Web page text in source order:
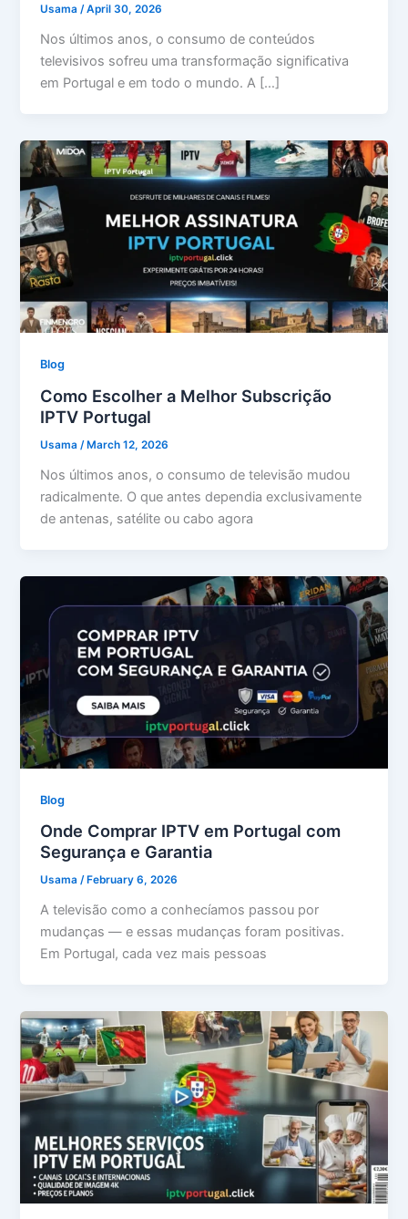
Usama/April 30, 2026
Nos últimos anos, o consumo de conteúdos
televisivos sofreu uma transformação significativa
em Portugal e em todo o mundo. A […]
Blog
Como Escolher a Melhor Subscrição
IPTV Portugal
Usama /March 12, 2026
Nos últimos anos, o consumo de televisão mudou
radicalmente. O que antes dependia exclusivamente
de antenas, satélite ou cabo agora
Blog
Onde Comprar IPTV em Portugal com
Segurança e Garantia
Usama/ February 6, 2026
A televisão como a conhecíamos passou por
mudanças — e essas mudanças foram positivas.
Em Portugal, cada vez mais pessoas